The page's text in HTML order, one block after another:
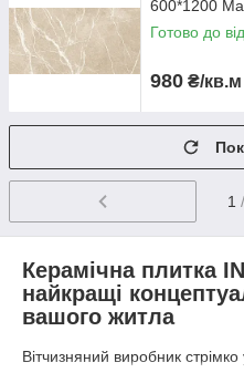
600*1200
Готово до
980 ₴/кв.м
1
Керамічна плитка
найкращі
вашого житла
Вітчизняний виробник